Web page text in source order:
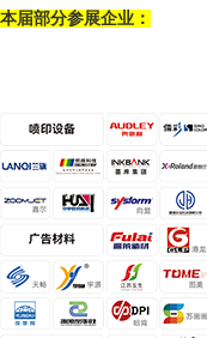
本届部分参展企业：